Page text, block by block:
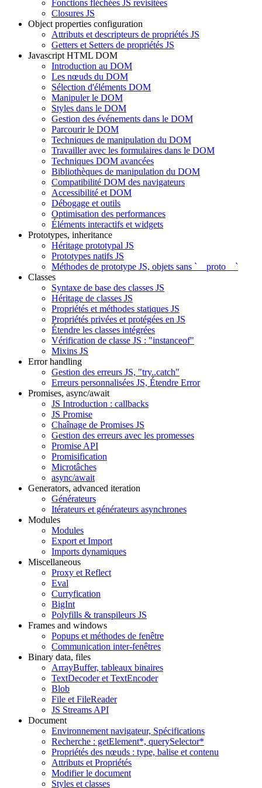
Fonctions fléchées JS revisitées
Closures JS
Object properties configuration
Attributs et descripteurs de propriétés JS
Getters et Setters de propriétés JS
Javascript HTML DOM
Introduction au DOM
Les nœuds du DOM
Sélection d'éléments DOM
Manipuler le DOM
Styles dans le DOM
Gestion des événements dans le DOM
Parcourir le DOM
Techniques de manipulation du DOM
Travailler avec les formulaires dans le DOM
Techniques DOM avancées
Bibliothèques de manipulation du DOM
Compatibilité DOM des navigateurs
Accessibilité et DOM
Débogage et outils
Optimisation des performances
Éléments interactifs et widgets
Prototypes, inheritance
Héritage prototypal JS
Prototypes natifs JS
Méthodes de prototype JS, objets sans `__proto__`
Classes
Syntaxe de base des classes JS
Héritage de classes JS
Propriétés et méthodes statiques JS
Propriétés privées et protégées en JS
Étendre les classes intégrées
Vérification de classe JS : "instanceof"
Mixins JS
Error handling
Gestion des erreurs JS, "try..catch"
Erreurs personnalisées JS, Étendre Error
Promises, async/await
JS Introduction : callbacks
JS Promise
Chaînage de Promises JS
Gestion des erreurs avec les promesses
Promise API
Promisification
Microtâches
async/await
Generators, advanced iteration
Générateurs
Itérateurs et générateurs asynchrones
Modules
Modules
Export et Import
Imports dynamiques
Miscellaneous
Proxy et Reflect
Eval
Curryfication
BigInt
Polyfills & transpileurs JS
Frames and windows
Popups et méthodes de fenêtre
Communication inter-fenêtres
Binary data, files
ArrayBuffer, tableaux binaires
TextDecoder et TextEncoder
Blob
File et FileReader
JS Streams API
Document
Environnement navigateur, Spécifications
Recherche : getElement*, querySelector*
Propriétés des nœuds : type, balise et contenu
Attributs et Propriétés
Modifier le document
Styles et classes